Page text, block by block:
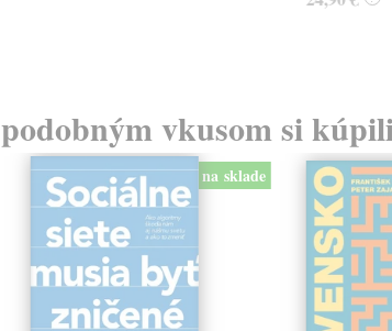
vkusom si
na sklade